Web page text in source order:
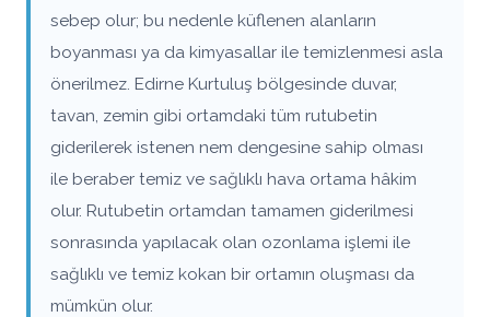
sebep olur; bu nedenle küflenen alanların
boyanması ya da kimyasallar ile temizlenmesi asla
önerilmez. Edirne Kurtuluş bölgesinde duvar,
tavan, zemin gibi ortamdaki tüm rutubetin
giderilerek istenen nem dengesine sahip olması
ile beraber temiz ve sağlıklı hava ortama hâkim
olur. Rutubetin ortamdan tamamen giderilmesi
sonrasında yapılacak olan ozonlama işlemi ile
sağlıklı ve temiz kokan bir ortamın oluşması da
mümkün olur.